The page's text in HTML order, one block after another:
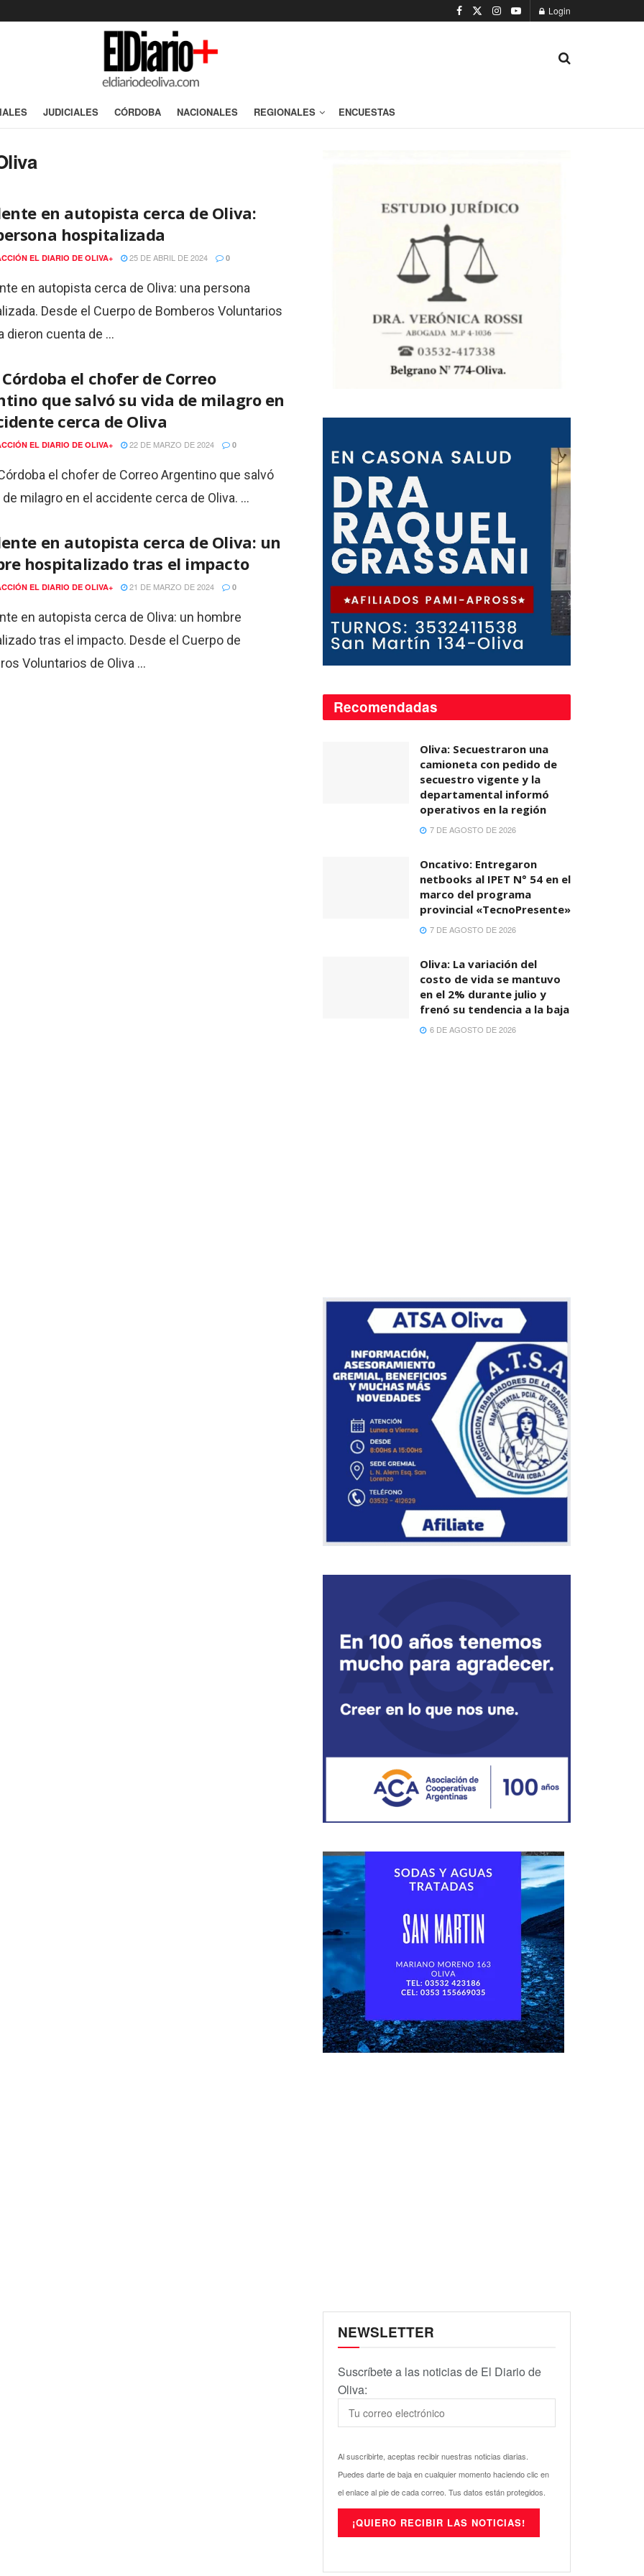
Login
JUDICIALES CÓRDOBA NACIONALES REGIONALES ENCUESTAS
en autopista cerca de Oliva:
hospitalizada
EL DIARIO DE OLIVA+ 25 DE ABRIL DE 2024 0
en autopista cerca de Oliva: una persona
Desde el Cuerpo de Bomberos Voluntarios
dieron cuenta de ...
Córdoba el chofer de Correo
que salvó su vida de milagro en
cerca de Oliva
EL DIARIO DE OLIVA+ 22 DE MARZO DE 2024 0
el chofer de Correo Argentino que salvó
milagro en el accidente cerca de Oliva. ...
en autopista cerca de Oliva: un
hospitalizado tras el impacto
EL DIARIO DE OLIVA+ 21 DE MARZO DE 2024 0
en autopista cerca de Oliva: un hombre
tras el impacto. Desde el Cuerpo de
Voluntarios de Oliva ...
Recomendadas
Oliva: Secuestraron una
camioneta con pedido de
secuestro vigente y la
departamental informó
operativos en la región
7 DE AGOSTO DE 2026
Oncativo: Entregaron
netbooks al IPET N° 54 en el
marco del programa
provincial «TecnoPresente»
7 DE AGOSTO DE 2026
Oliva: La variación del
costo de vida se mantuvo
en el 2% durante julio y
frenó su tendencia a la baja
6 DE AGOSTO DE 2026
NEWSLETTER
Suscríbete a las noticias de El Diario de
Oliva:
Al suscribirte, aceptas recibir nuestras noticias diarias.
Puedes darte de baja en cualquier momento haciendo clic en
el enlace al pie de cada correo. Tus datos están protegidos.